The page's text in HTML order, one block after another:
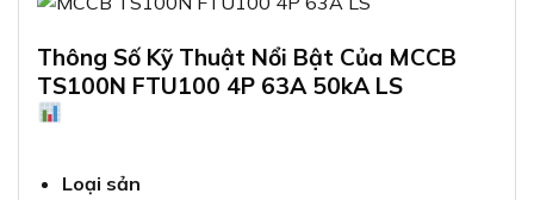
Thông Số Kỹ Thuật Nổi Bật Của MCCB
TS100N FTU100 4P 63A 50kA LS
Loại sản